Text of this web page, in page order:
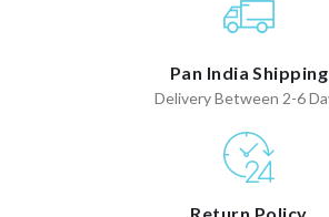
Pan India Shipping
Delivery Between 2-6